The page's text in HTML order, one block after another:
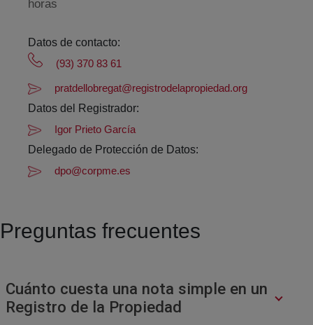
horas
Datos de contacto:
(93) 370 83 61
pratdellobregat@registrodelapropiedad.org
Datos del Registrador:
Igor Prieto García
Delegado de Protección de Datos:
dpo@corpme.es
Preguntas frecuentes
Cuánto cuesta una nota simple en un
Registro de la Propiedad